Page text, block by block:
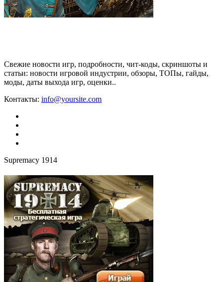
Свежие новости игр, подробности, чит-коды, скриншоты и
статьи: новости игровой индустрии, обзоры, ТОПы, гайды,
моды, даты выхода игр, оценки..
Контакты: info@yoursite.com
Supremacy 1914